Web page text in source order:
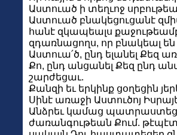
Աստուած ի տեղւոջ
Աստուած բնակեցուցանէ
հանէ զկապեալս քաջութեամբ
զդառնացողս, որ բնակեալ
Աստուա՛ծ, ընդ ելանել Քեզ
Քո, ընդ անցանել Քեզ ընդ
շարժեցաւ.
Քանզի եւ երկինք ցօղեցին
Սինէ առաջի Աստուծոյ
Անձրեւ կամաց
ժառանգութեան Քում.